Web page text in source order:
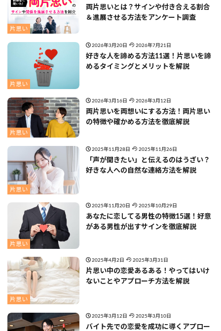
片思い
両片思いとは？サインや付き合える割合
＆進展させる方法をアンケート調査
片思い
2026年3月20日 2026年7月21日
好きな人を諦める方法11選！片思いを諦
めるタイミングとメリットを解説
片思い
2026年3月16日 2026年3月12日
両片思いを両想いにする方法！両片思い
の特徴や確かめる方法を徹底解説
片思い
2025年11月28日 2025年11月26日
「声が聞きたい」と伝えるのはうざい？
好きな人への自然な連絡方法を解説
片思い
2025年11月20日 2025年10月29日
あなたに恋してる男性の特徴15選！好意
がある男性が出すサインを徹底解説
片思い
2025年4月2日 2025年3月31日
片思い中の恋愛あるある！やってはいけ
ないことやアプローチ方法を解説
2025年3月12日 2025年3月10日
バイト先での恋愛を成功に導くアプロー